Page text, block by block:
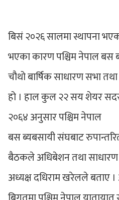
बिसं २०२६ सालमा स्थापना
भएका कारण पश्चिम नेपाल बस
चौथो बार्षिक साधारण सभा
हो । हाल कुल २२ सय शेयर
२०६४ अनुसार पश्चिम नेपाल
बस ब्यबसायी संघबाट
बैठकले अधिबेशन तथा साधारण
अध्यक्ष दधिराम खरेलले बताए